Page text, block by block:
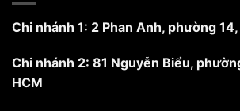
Chi nhánh 1: 2 Phan Anh, phường
Chi nhánh 2: 81 Nguyễn Biểu,
HCM